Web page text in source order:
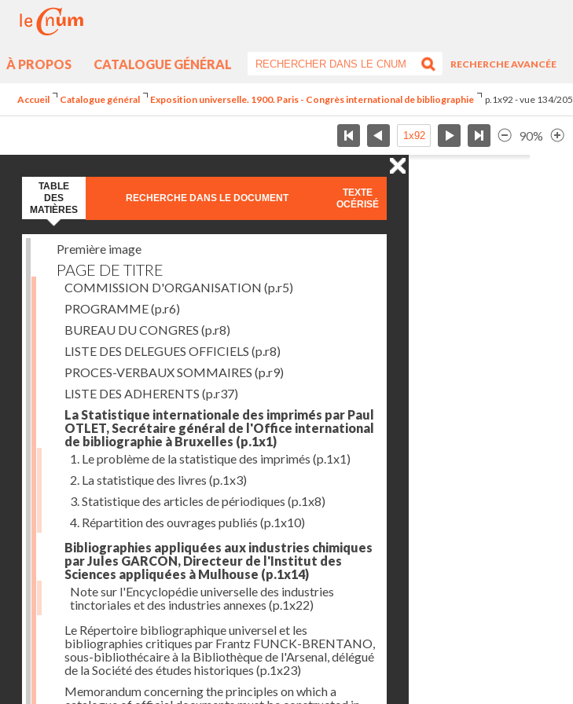
À PROPOS CATALOGUE GÉNÉRAL
RECHERCHE AVANCÉE
Accueil Catalogue général Exposition universelle. 1900. Paris - Congrès international de bibliographie p.1x92 - vue 134/205
90%
TABLE
DES
MATIÈRES
RECHERCHE DANS LE DOCUMENT
TEXTE
OCÉRISÉ
Première image
PAGE DE TITRE
COMMISSION D'ORGANISATION (p.r5)
PROGRAMME(p.r6)
BUREAU DU CONGRES (p.r8)
LISTE DES DELEGUES OFFICIELS (p.r8)
PROCES-VERBAUX SOMMAIRES (p.r9)
LISTE DES ADHERENTS (p.r37)
La Statistique internationale des imprimés par Paul
OTLET, Secrétaire général de l'Office international
de bibliographie à Bruxelles (p.1x1)
1. Le problème de la statistique des imprimés (p.1x1)
2. La statistique des livres (p.1x3)
3. Statistique des articles de périodiques (p.1x8)
4. Répartition des ouvrages publiés (p.1x10)
Bibliographies appliquées aux industries chimiques
par Jules GARCON, Directeur de l'Institut des
Sciences appliquées à Mulhouse (p.1x14)
Note sur l'Encyclopédie universelle des industries
tinctoriales et des industries annexes (p.1x22)
Le Répertoire bibliographique universel et les
bibliographies critiques par Frantz FUNCK-BRENTANO,
sous-bibliothécaire à la Bibliothèque de l'Arsenal, délégué
de la Société des études historiques (p.1x23)
Memorandum concerning the principles on which a